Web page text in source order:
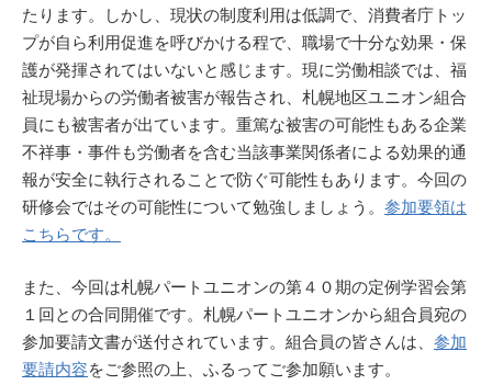
たります。しかし、現状の制度利用は低調で、消費者庁トッ
プが自ら利用促進を呼びかける程で、職場で十分な効果・保
護が発揮されてはいないと感じます。現に労働相談では、福
祉現場からの労働者被害が報告され、札幌地区ユニオン組合
員にも被害者が出ています。重篤な被害の可能性もある企業
不祥事・事件も労働者を含む当該事業関係者による効果的通
報が安全に執行されることで防ぐ可能性もあります。今回の
研修会ではその可能性について勉強しましょう。 参加要領は
こちらです。
また、今回は札幌パートユニオンの第４０期の定例学習会第
１回との合同開催です。札幌パートユニオンから組合員宛の
参加要請文書が送付されています。組合員の皆さんは、 参加
要請内容をご参照の上、ふるってご参加願います。